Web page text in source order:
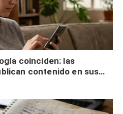
coinciden: las
contenido en sus
buscar validación